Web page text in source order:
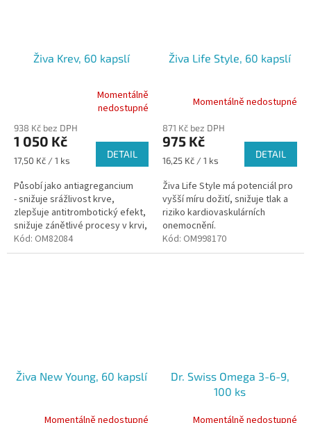
Živa Krev, 60 kapslí
produktu
je
5,0
5
hvězdiček.
Momentálně
nedostupné
938 Kč bez DPH
1 050 Kč
Měrná
17,50 Kč / 1 ks
DETAIL
Působí jako antiagregancium
- snižuje srážlivost krve,
zlepšuje antitrombotický efekt,
snižuje zánětlivé procesy v krvi,
stimuluje tvorbu
protizánětlivých látek...
Kód: OM82084
Živa Life Style, 60 kapslí
Momentálně nedostupné
871 Kč bez DPH
975 Kč
Měrná
16,25 Kč / 1 ks
DETAIL
Živa Life Style má potenciál pro
vyšší míru dožití, snižuje tlak a
riziko kardiovaskulárních
onemocnění.
Kód: OM998170
Živa New Young, 60 kapslí
Momentálně nedostupné
Dr. Swiss Omega 3-6-9,
100 ks
Momentálně nedostupné